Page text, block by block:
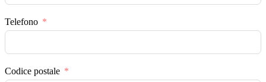
Telefono
Codice postale